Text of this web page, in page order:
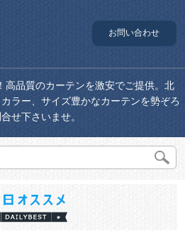
お問い合わせ
高品質のカーテンを激安でご提供。北
ラー、サイズ豊かなカーテンを勢ぞろ
せ下さいませ。